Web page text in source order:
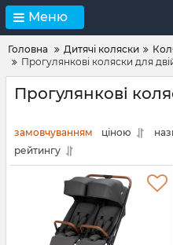
Меню
Головна Дитячі коляски
Прогулянкові коляски для
Прогулянкові
замовчуванням ціною
рейтингу